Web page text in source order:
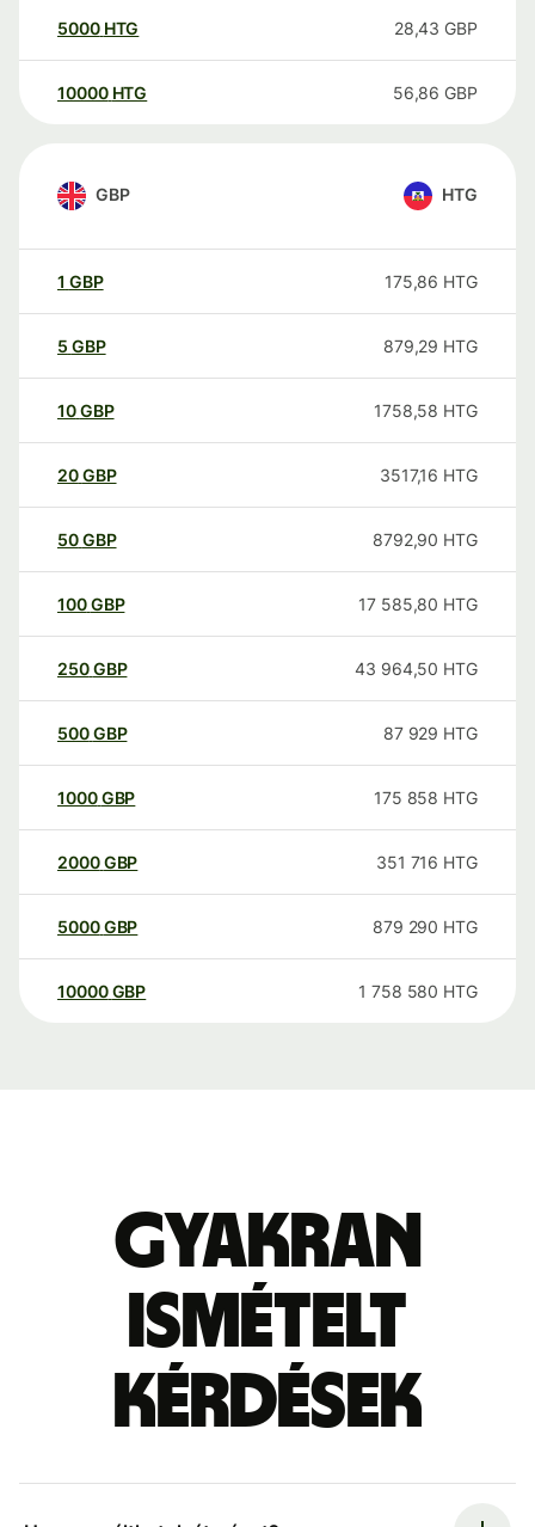
5000 HTG 28,43 GBP
10000 HTG 56,86 GBP
GBP HTG
1 GBP 175,86 HTG
5 GBP 879,29 HTG
10GBP 1758,58 HTG
20GBP 3517,16 HTG
50GBP 8792,90 HTG
100GBP 17 585,80 HTG
250GBP 43 964,50 HTG
500GBP 87 929 HTG
1000GBP 175 858 HTG
2000GBP 351 716 HTG
5000GBP 879 290 HTG
10000 GBP 1 758 580 HTG
Gyakran
ismételt
kérdések